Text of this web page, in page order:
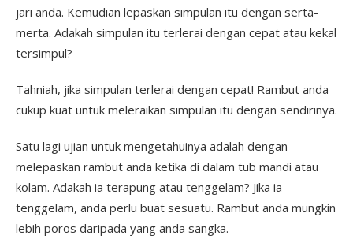
jari anda. Kemudian lepaskan simpulan itu dengan serta-
merta. Adakah simpulan itu terlerai dengan cepat atau kekal
tersimpul?
Tahniah, jika simpulan terlerai dengan cepat! Rambut anda
cukup kuat untuk meleraikan simpulan itu dengan sendirinya.
Satu lagi ujian untuk mengetahuinya adalah dengan
melepaskan rambut anda ketika di dalam tub mandi atau
kolam. Adakah ia terapung atau tenggelam? Jika ia
tenggelam, anda perlu buat sesuatu. Rambut anda mungkin
lebih poros daripada yang anda sangka.